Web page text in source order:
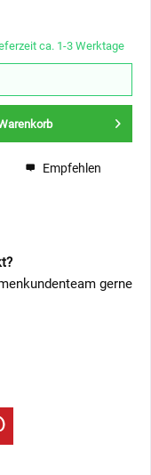
ca. 1-3 Werktage
Empfehlen
gerne